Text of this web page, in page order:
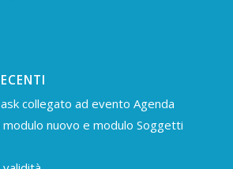
collegato ad evento Agenda
nuovo e modulo Soggetti